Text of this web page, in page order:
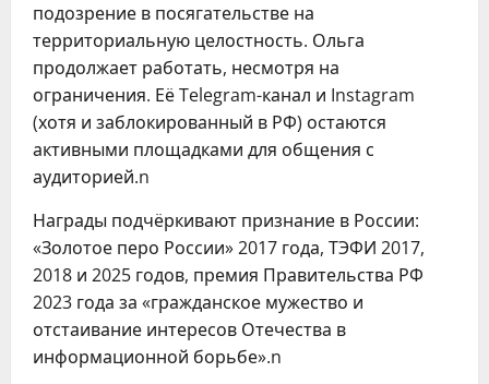
подозрение в посягательстве на
территориальную целостность. Ольга
продолжает работать, несмотря на
ограничения. Её Telegram-канал и Instagram
(хотя и заблокированный в РФ) остаются
активными площадками для общения с
аудиторией.n
Награды подчёркивают признание в России:
«Золотое перо России» 2017 года, ТЭФИ 2017,
2018 и 2025 годов, премия Правительства РФ
2023 года за «гражданское мужество и
отстаивание интересов Отечества в
информационной борьбе».n